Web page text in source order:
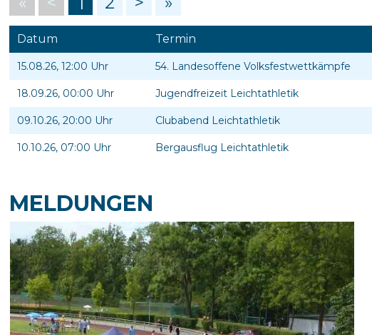
Datum Termin
15.08.26, 12:00 Uhr 54. Landesoffene Volksfestwettkämpfe
18.09.26, 00:00 Uhr Jugendfreizeit Leichtathletik
09.10.26, 20:00 Uhr Clubabend Leichtathletik
10.10.26, 07:00 Uhr Bergausflug Leichtathletik
MELDUNGEN